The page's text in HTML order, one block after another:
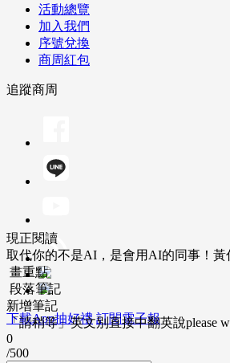
活動總覽
加入我們
序號兌換
商周紅包
追蹤商周
下載App抽好禮 訂閱電子報
現正閱讀
取代你的不是AI，是會用AI的同事！
畫重點
段落筆記
新增筆記
「請稍等」英文別直接中翻英說please
0
/500